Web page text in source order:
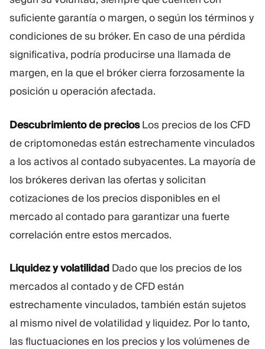
suficiente garantía o margen, o según los términos y
condiciones de su bróker. En caso de una pérdida
significativa, podría producirse una llamada de
margen, en la que el bróker cierra forzosamente la
posición u operación afectada.
Descubrimiento de preciosLos precios de los CFD
de criptomonedas están estrechamente vinculados
a los activos al contado subyacentes. La mayoría de
los brókeres derivan las ofertas y solicitan
cotizaciones de los precios disponibles en el
mercado al contado para garantizar una fuerte
correlación entre estos mercados.
Liquidez y volatilidad Dado que los precios de los
mercados al contado y de CFD están
estrechamente vinculados, también están sujetos
al mismo nivel de volatilidad y liquidez. Por lo tanto,
las fluctuaciones en los precios y los volúmenes de